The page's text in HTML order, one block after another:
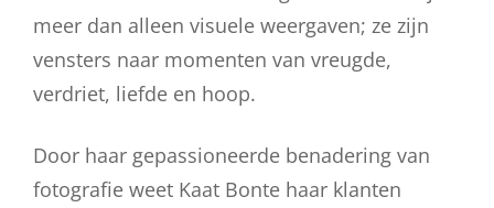
meer dan alleen visuele weergaven; ze zijn
vensters naar momenten van vreugde,
verdriet, liefde en hoop.
Door haar gepassioneerde benadering van
fotografie weet Kaat Bonte haar klanten